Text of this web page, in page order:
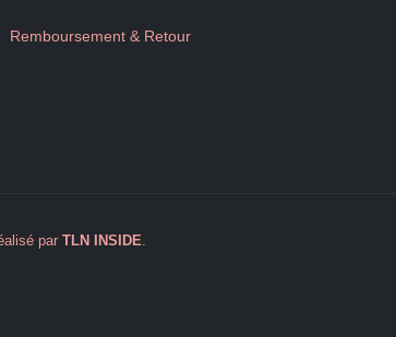
Remboursement & Retour
par TLN INSIDE.